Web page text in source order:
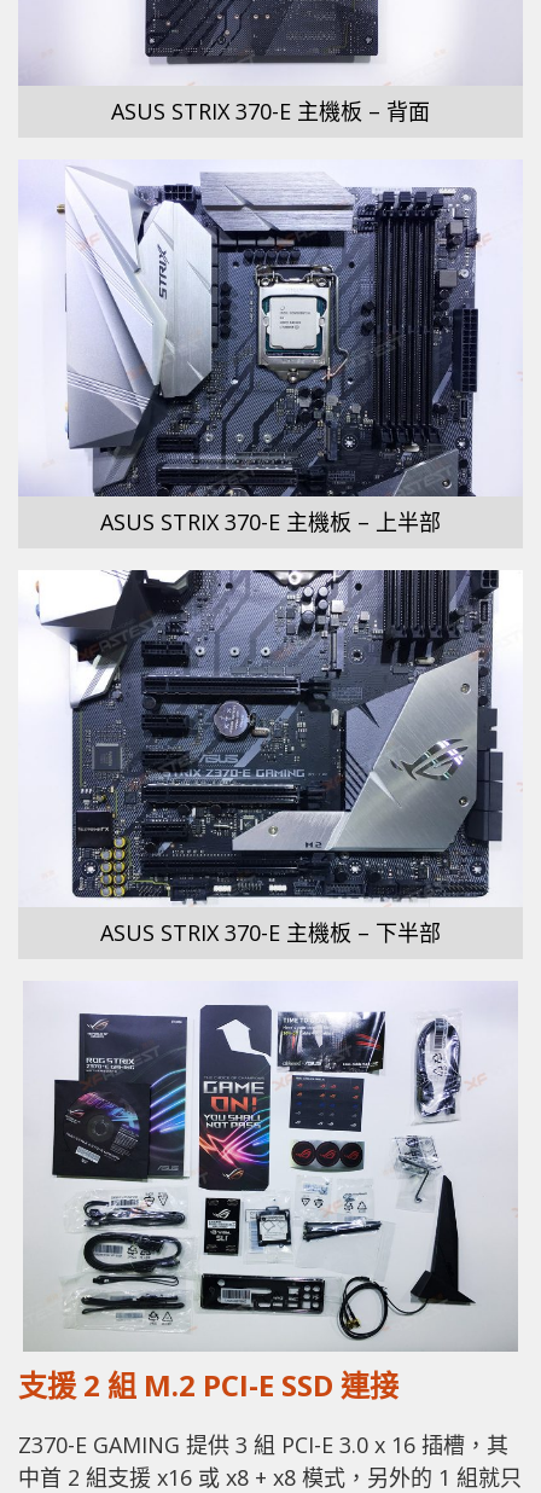
ASUS STRIX 370-E 主機板 – 背面
ASUS STRIX 370-E 主機板 – 上半部
ASUS STRIX 370-E 主機板 – 下半部
支援 2 組 M.2 PCI-E SSD 連接
Z370-E GAMING 提供 3 組 PCI-E 3.0 x 16 插槽，其
中首 2 組支援 x16 或 x8 + x8 模式，另外的 1 組就只